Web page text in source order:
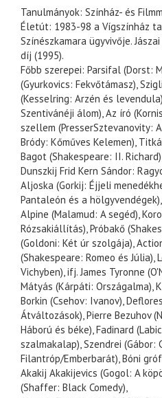
Tanulmányok: Színház- és
Életút: 1983-98 a Vígszínház
Színészkamara ügyvivője.
díj (1995).
Főbb szerepei: Parsifal (Dorst:
(Gyurkovics: Fekvőtámasz),
(Kesselring: Arzén és
Szentivánéji álom), Az író
szellem (PresserSztevanovity:
Bródy: Kőműves Kelemen),
Bagot (Shakespeare: II.
Dunszkij Frid Kern Sándor:
Aljoska (Gorkij: Éjjeli
Pantaleón és a
Alpine (Malamud: A segéd),
Rózsakiállítás), Próbakő
(Goldoni: Két úr szolgája),
(Shakespeare: Romeo és
Vichyben), ifj. James Tyronne
Mátyás (Kárpáti: Országalma),
Borkin (Csehov: Ivanov),
Átváltozások), Pierre Bezuhov
Háború és béke), Fadinard
szalmakalap), Szendrei (Gábor:
Filantróp/Emberbarát), Bóni
Akakij Akakijevics (Gogol: A
(Shaffer: Black Comedy),